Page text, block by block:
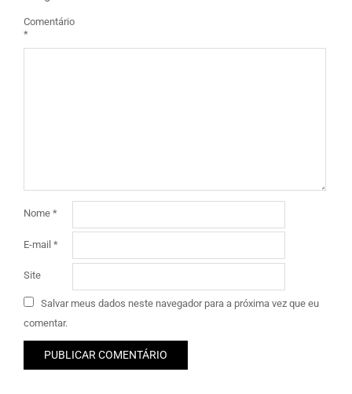
Comentário
*
Nome *
E-mail *
Site
Salvar meus dados neste navegador para a próxima vez que eu
comentar.